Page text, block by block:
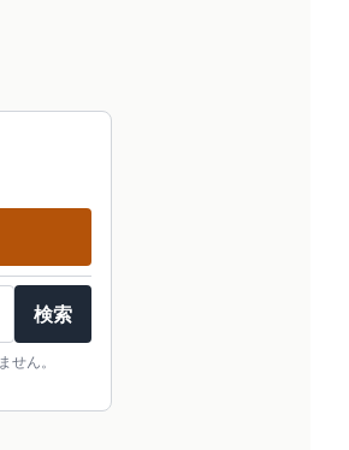
検索
ん。